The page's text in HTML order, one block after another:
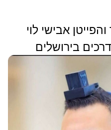
והפייטן אבישי לוי
בירושלים